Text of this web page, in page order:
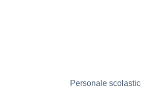
Personale